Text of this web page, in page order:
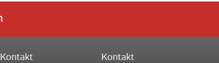
Kontakt Kontakt